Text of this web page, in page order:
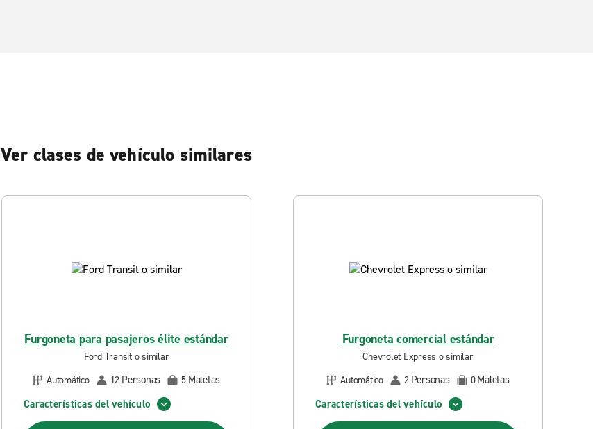
Ver clases de vehículo similares
Furgoneta para pasajeros élite estándar
Ford Transit o similar
Automático
12 Personas 5 Maletas
Características del vehículo
Furgoneta comercial estándar
Chevrolet Express o similar
Automático
2 Personas 0Maletas
Características del vehículo